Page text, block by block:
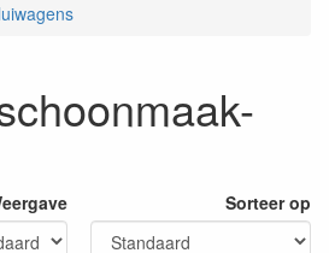
Sorteer op